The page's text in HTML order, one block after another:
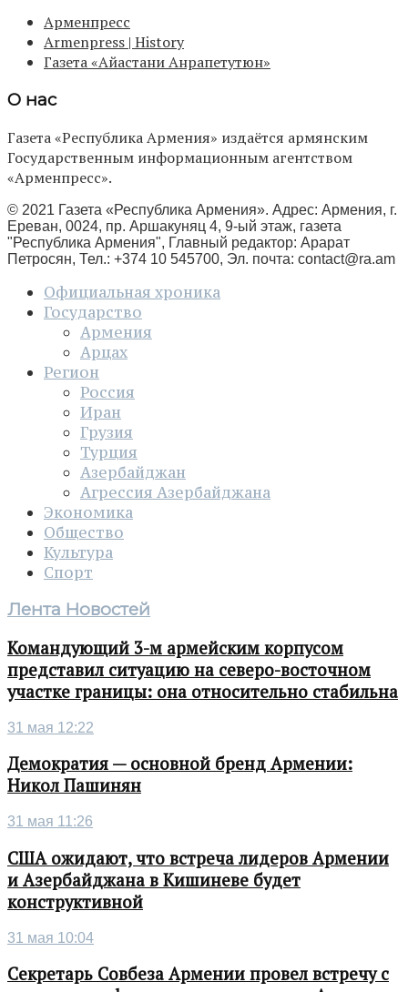
Арменпресс
Armenpress | History
Газета «Айастани Анрапетутюн»
О нас
Газета «Республика Армения» издаётся армянским
Государственным информационным агентством
«Арменпресс».
© 2021 Газета «Республика Армения». Адрес: Армения, г.
Ереван, 0024, пр. Аршакуняц 4, 9-ый этаж, газета
"Республика Армения", Главный редактор: Арарат
Петросян, Тел.: +374 10 545700, Эл. почта: contact@ra.am
Официальная хроника
Государство
Армения
Арцах
Регион
Россия
Иран
Грузия
Турция
Азербайджан
Агрессия Азербайджана
Экономика
Общество
Культура
Спорт
Лента Новостей
Командующий 3-м армейским корпусом
представил ситуацию на северо-восточном
участке границы: она относительно стабильна
31 мая 12:22
Демократия — основной бренд Армении:
Никол Пашинян
31 мая 11:26
США ожидают, что встреча лидеров Армении
и Азербайджана в Кишиневе будет
конструктивной
31 мая 10:04
Секретарь Совбеза Армении провел встречу с